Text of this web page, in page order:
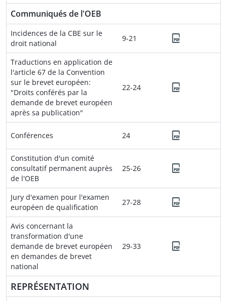
Communiqués de l'OEB
Incidences de la CBE sur le
droit national
9-21
Traductions en application de
l'article 67 de la Convention
sur le brevet européen:
"Droits conférés par la
demande de brevet européen
après sa publication"
22-24
Conférences 24
Constitution d'un comité
consultatif permanent auprès
de l'OEB
25-26
Jury d'examen pour l'examen
européen de qualification
27-28
Avis concernant la
transformation d'une
demande de brevet européen
en demandes de brevet
national
29-33
REPRÉSENTATION